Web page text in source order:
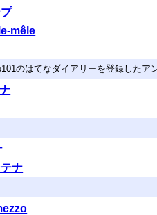
mêle
のはてなダイアリーを登録したア
ナ